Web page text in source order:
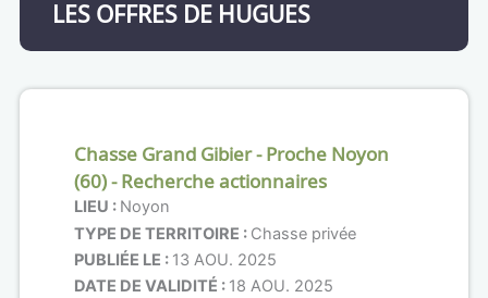
LES OFFRES DE HUGUES
Chasse Grand Gibier - Proche Noyon
(60) - Recherche actionnaires
LIEU : Noyon
TYPE DE TERRITOIRE : Chasse privée
PUBLIÉE LE : 13 AOU. 2025
DATE DE VALIDITÉ : 18 AOU. 2025